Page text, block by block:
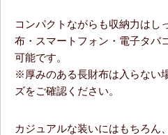
コンパクトながらも収納力はし
布・スマートフォン・電子タバ
可能です。
※厚みのある長財布は入らない
ズをご確認ください。
カジュアルな装いにはもちろん